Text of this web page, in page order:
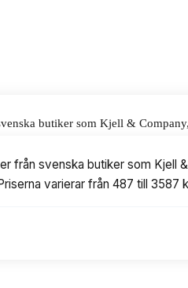
butiker som Kjell &
från svenska butiker som Kjell
varierar från 487 till 3587